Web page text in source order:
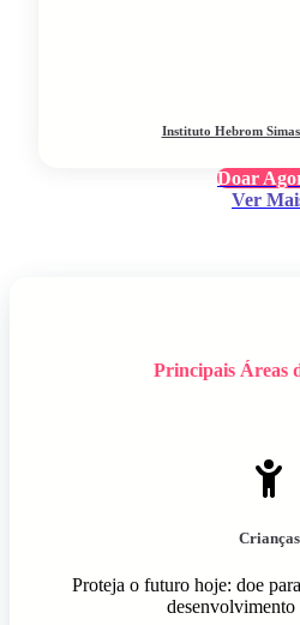
Instituto Hebrom
Doar
Ver
Principais Áreas
Crianças
Proteja o futuro hoje: doe
desenvolvimento